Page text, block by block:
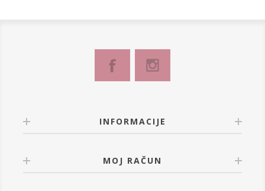
INFORMACIJE
MOJ RAČUN